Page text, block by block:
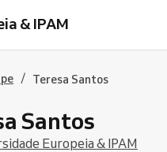
& IPAM
/ Teresa Santos
Santos
Europeia & IPAM